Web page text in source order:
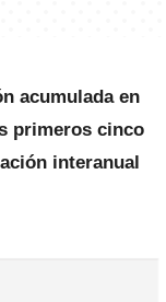
acumulada en
primeros cinco
interanual